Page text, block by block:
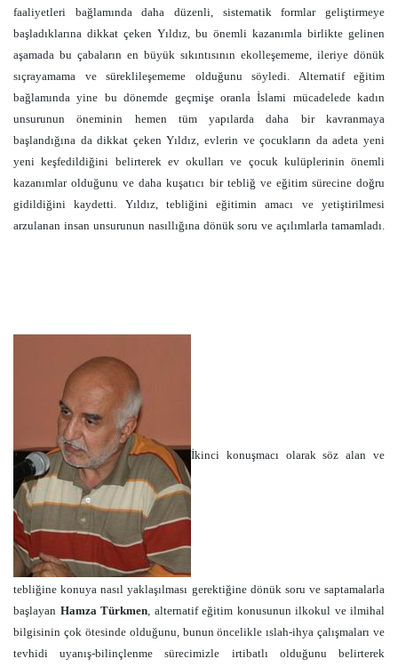
faaliyetleri bağlamında daha düzenli, sistematik formlar geliştirmeye
başladıklarına dikkat çeken Yıldız, bu önemli kazanımla birlikte gelinen
aşamada bu çabaların en büyük sıkıntısının ekolleşememe, ileriye dönük
sıçrayamama ve süreklileşememe olduğunu söyledi. Alternatif eğitim
bağlamında yine bu dönemde geçmişe oranla İslami mücadelede kadın
unsurunun öneminin hemen tüm yapılarda daha bir kavranmaya
başlandığına da dikkat çeken Yıldız, evlerin ve çocukların da adeta yeni
yeni keşfedildiğini belirterek ev okulları ve çocuk kulüplerinin önemli
kazanımlar olduğunu ve daha kuşatıcı bir tebliğ ve eğitim sürecine doğru
gidildiğini kaydetti. Yıldız, tebliğini eğitimin amacı ve yetiştirilmesi
arzulanan insan unsurunun nasıllığına dönük soru ve açılımlarla tamamladı.
İkinci konuşmacı olarak söz alan ve
tebliğine konuya nasıl yaklaşılması gerektiğine dönük soru ve saptamalarla
başlayan Hamza Türkmen, alternatif eğitim konusunun ilkokul ve ilmihal
bilgisinin çok ötesinde olduğunu, bunun öncelikle ıslah-ihya çalışmaları ve
tevhidi uyanış-bilinçlenme sürecimizle irtibatlı olduğunu belirterek